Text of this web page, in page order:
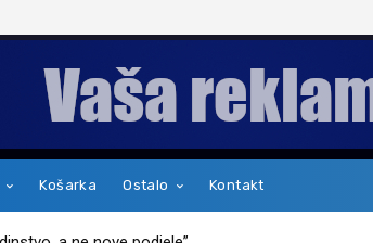
Košarka Ostalo Kontakt